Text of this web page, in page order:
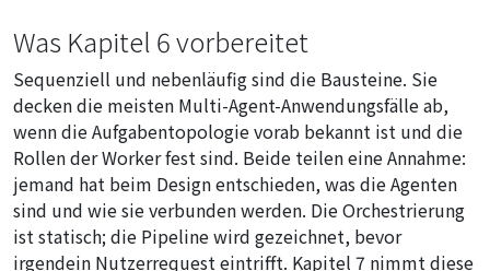
Was Kapitel 6 vorbereitet
Sequenziell und nebenläufig sind die Bausteine. Sie
decken die meisten Multi-Agent-Anwendungsfälle ab,
wenn die Aufgabentopologie vorab bekannt ist und die
Rollen der Worker fest sind. Beide teilen eine Annahme:
jemand hat beim Design entschieden, was die Agenten
sind und wie sie verbunden werden. Die Orchestrierung
ist statisch; die Pipeline wird gezeichnet, bevor
irgendein Nutzerrequest eintrifft. Kapitel 7 nimmt diese